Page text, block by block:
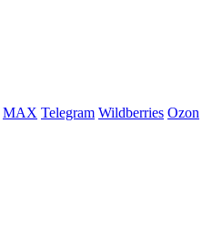
MAX Telegram Wildberries Ozon